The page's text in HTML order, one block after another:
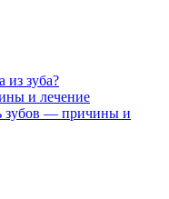
из зуба?
и лечение
зубов — причины и